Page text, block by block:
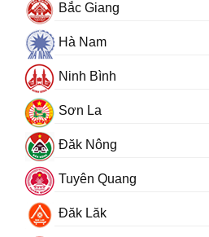
Bắc Giang
Hà Nam
Ninh Bình
Sơn La
Đăk Nông
Tuyên Quang
Đăk Lăk